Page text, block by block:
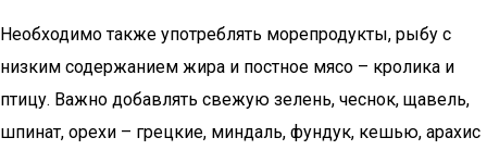
Необходимо также употреблять морепродукты, рыбу с
низким содержанием жира и постное мясо – кролика и
птицу. Важно добавлять свежую зелень, чеснок, щавель,
шпинат, орехи – грецкие, миндаль, фундук, кешью, арахис